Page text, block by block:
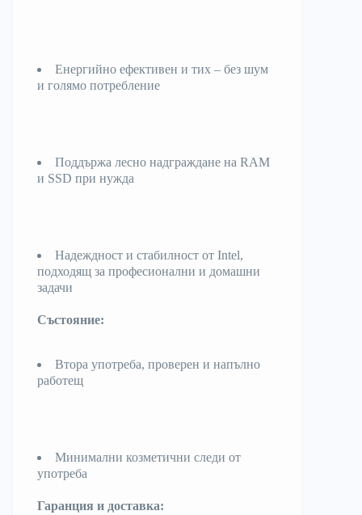
Енергийно ефективен и тих – без шум
и голямо потребление
Поддържа лесно надграждане на RAM
и SSD при нужда
Надеждност и стабилност от Intel,
подходящ за професионални и домашни
задачи
Състояние:
Втора употреба, проверен и напълно
работещ
Минимални козметични следи от
употреба
Гаранция и доставка: